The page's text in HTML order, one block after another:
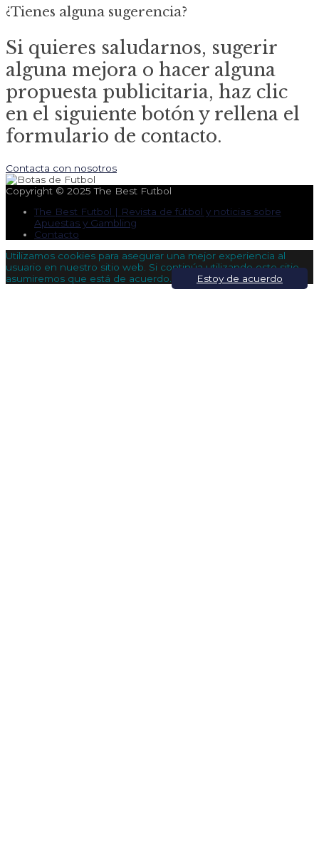
¿Tienes alguna sugerencia?
Si quieres saludarnos, sugerir
alguna mejora o hacer alguna
propuesta publicitaria, haz clic
en el siguiente botón y rellena el
formulario de contacto.
Contacta con nosotros
Copyright © 2025The Best Futbol
The Best Futbol | Revista de fútbol y noticias sobre
Apuestas y Gambling
Contacto
Utilizamos cookies para asegurar una mejor experiencia al
usuario en nuestro sitio web. Si continúa utilizando este sitio,
asumiremos que está de acuerdo.
Estoy de acuerdo